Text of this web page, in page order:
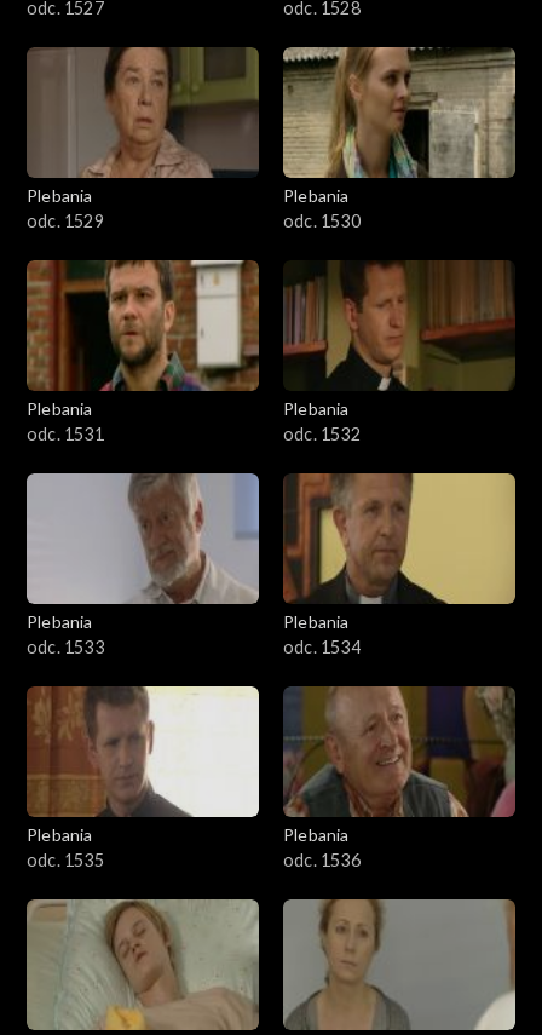
odc. 1527 odc. 1528
Plebania
odc. 1529
Plebania
odc. 1530
Plebania
odc. 1531
Plebania
odc. 1532
Plebania
odc. 1533
Plebania
odc. 1534
Plebania
odc. 1535
Plebania
odc. 1536